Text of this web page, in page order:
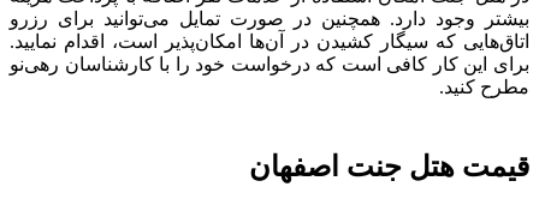
بیشتر وجود دارد. همچنین در صورت تمایل می‌توانید برای رزرو
اتاق‌هایی که سیگار کشیدن در آن‌ها امکان‌پذیر است، اقدام نمایید.
برای این کار کافی است که درخواست خود را با کارشناسان رهی‌نو
مطرح کنید.
قیمت هتل جنت اصفهان